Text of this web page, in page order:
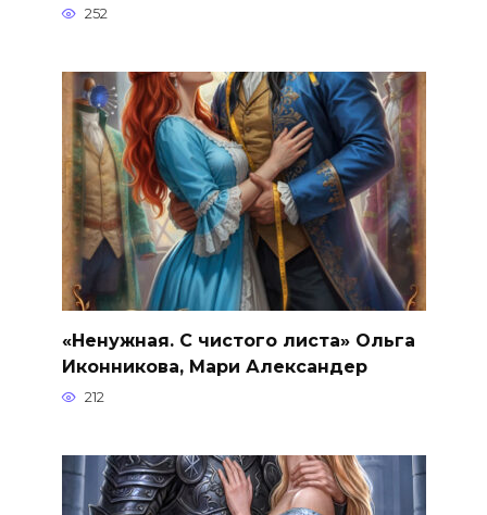
252
«Ненужная. С чистого листа» Ольга
Иконникова, Мари Александер
212